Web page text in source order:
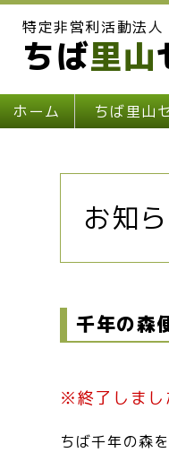
特定非営利活動法人
ちば里山
ホーム ちば里山
お知
千年の森
※終了しまし
ちば千年の森